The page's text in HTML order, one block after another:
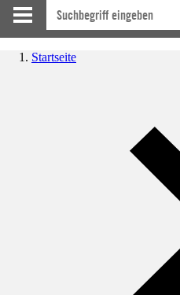
Startseite